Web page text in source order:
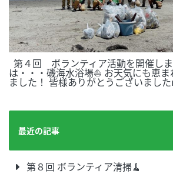
第４回 ボランティア活動を開催し
は・・・磯海水浴場⛵ お天気にも恵
ました！ 皆様ありがとうございまし
最近の記事
第８回 ボランティア清掃🧹